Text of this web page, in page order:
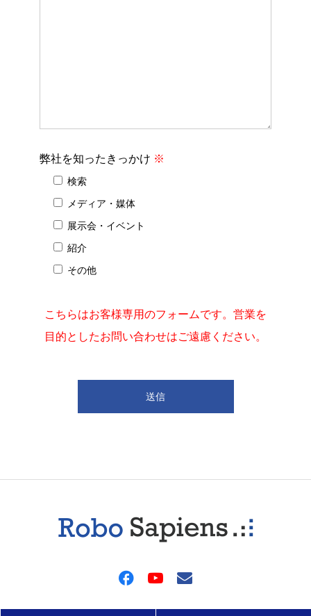
弊社を知ったきっかけ ※
検索
メディア・媒体
展示会・イベント
紹介
その他
こちらはお客様専用のフォームです。営業を
目的としたお問い合わせはご遠慮ください。